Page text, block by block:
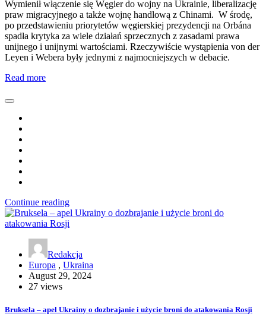
Wymienił włączenie się Węgier do wojny na Ukrainie, liberalizację
praw migracyjnego a także wojnę handlową z Chinami. W środę,
po przedstawieniu priorytetów węgierskiej prezydencji na Orbána
spadła krytyka za wiele działań sprzecznych z zasadami prawa
unijnego i unijnymi wartościami. Rzeczywiście wystąpienia von der
Leyen i Webera były jednymi z najmocniejszych w debacie.
Read more
Continue reading
Redakcja
Europa , Ukraina
August 29, 2024
27 views
Bruksela – apel Ukrainy o dozbrajanie i użycie broni do atakowania Rosji